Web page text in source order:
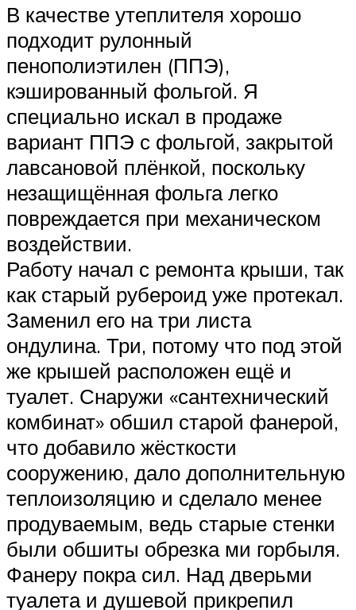
В качестве утеплителя хорошо
подходит рулонный
пенополиэтилен (ППЭ),
кэшированный фольгой. Я
специально искал в продаже
вариант ППЭ с фольгой, закрытой
лавсановой плёнкой, поскольку
незащищённая фольга легко
повреждается при механическом
воздействии.
Работу начал с ремонта крыши, так
как старый рубероид уже протекал.
Заменил его на три листа
ондулина. Три, потому что под этой
же крышей расположен ещё и
туалет. Снаружи «сантехнический
комбинат» обшил старой фанерой,
что добавило жёсткости
сооружению, дало дополнительную
теплоизоляцию и сделало менее
продуваемым, ведь старые стенки
были обшиты обрезка ми горбыля.
Фанеру покра сил. Над дверьми
туалета и душевой прикрепил